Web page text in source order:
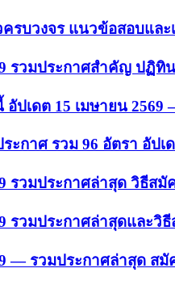
ครบวงจร แนวข้อสอบแล
รวมประกาศสำคัญ ปฏิทิ
ปเดต 15 เมษายน 2569
ะกาศ รวม 96 อัตรา อัปเด
รวมประกาศล่าสุด วิธีส
รวมประกาศล่าสุดและวิ
— รวมประกาศล่าสุด ส